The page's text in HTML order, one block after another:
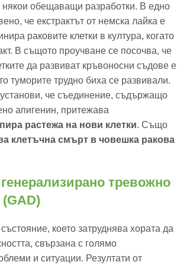
някои обещаващи разработки. В едно
че екстрактът от немска лайка е
раковите клетки в култура, когато
В същото проучване се посочва, че
да развиват кръвоносни съдове е
туморите трудно биха се развивали.
че съединение, съдържащо
апигенин, притежава
растежа на нови клетки. Също
клетъчна смърт в човешка ракова
тревожно
което затруднява хората да
свързана с голямо
и ситуации. Резултати от